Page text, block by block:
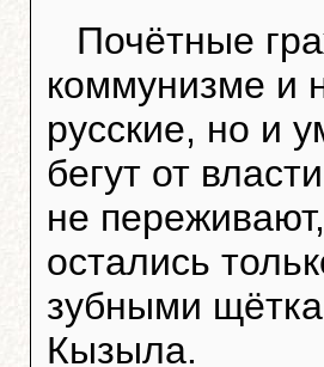
Почётные
коммунизме и
русские, но и
бегут от
не
остались
зубными
Кызыла.